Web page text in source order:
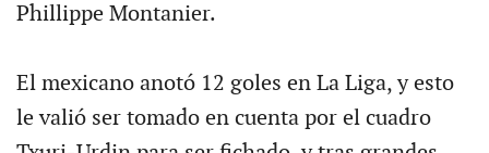
Phillippe Montanier.
El mexicano anotó 12 goles en La Liga, y esto
le valió ser tomado en cuenta por el cuadro